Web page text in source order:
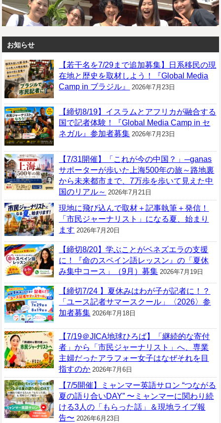
お知らせ
【若干名を7/29まで追加募集】日系移民の現
在地と歴史を取材しよう！『Global Media
Camp in ブラジル』
2026年7月23日
【締切8/19】イスラムとアフリカが融合する
国で記者体験！『Global Media Camp in セ
ネガル』参加者募集 2026年7月23日
【7/31開催】「これが今の中国？」─ganas
サポーターが歩いた上海500年の旅～路地裏
から未来都市まで、7万歩を歩いて見えた中
国のリアル～ 2026年7月21日
現地に飛び込んで取材＋記事執筆＋発信！
「市民ジャーナリスト」になる夏、始まり
ます 2026年7月20日
【締切8/20】学ぶことがベネズエラの支援
に！『命のスペイン語レッスン』の「夏休
み集中コース」（9月）募集 2026年7月19日
【締切7/24 】夏休みはわが子が記者に！？
「ユース記者サマースクール」〈2026〉参
加者募集 2026年7月18日
【7/19＠JICA地球ひろば】「継続的な寄付
者」から「市民ジャーナリスト」へ、専業
主婦だったアラフォー女子はなぜそれを目
指すのか 2026年7月6日
【7/5開催】ミャンマー英語サロン “つながる
夏の語り合いDAY” 〜ミャンマーに関わり続
ける3人の「もらった話」＆現地ライブ報
告〜 2026年6月23日